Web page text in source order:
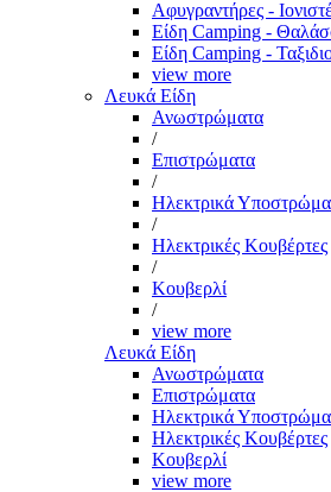
Αφυγραντήρες -
Είδη Camping -
Είδη Camping -
view more
Λευκά Είδη
Ανωστρώματα
/
Επιστρώματα
/
Ηλεκτρικά
/
Ηλεκτρικές Κουβέρτες
/
Κουβερλί
/
view more
Λευκά Είδη
Ανωστρώματα
Επιστρώματα
Ηλεκτρικά
Ηλεκτρικές Κουβέρτες
Κουβερλί
view more